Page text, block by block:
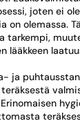
joten ei
on olemassa.
tarkempi,
lääkkeen
ja